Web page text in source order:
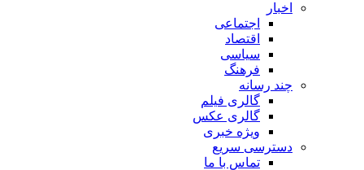
اخبار
اجتماعی
اقتصاد
سیاسی
فرهنگ
چند رسانه
گالری فیلم
گالری عکس
ویژه خبری
دسترسی سریع
تماس با ما